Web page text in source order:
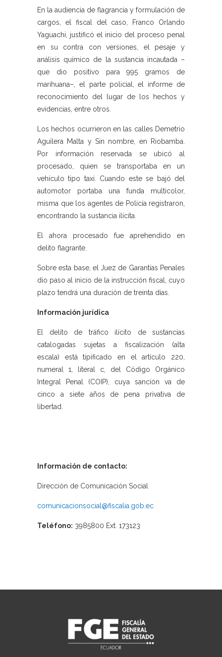
En la audiencia de flagrancia y formulación de
cargos, el fiscal del caso, Franco Orlando
Yaguachi, justificó el inicio del proceso penal
en su contra con versiones, el pesaje y
análisis químico de la sustancia incautada –
que dio positivo para 995 gramos de
marihuana–, el parte policial, el informe de
reconocimiento del lugar de los hechos y
evidencias, entre otros.
Los hechos ocurrieron en las calles Demetrio
Aguilera Malta y Sin nombre, en Riobamba.
Por información reservada se ubicó al
procesado, quien se transportaba en un
vehículo tipo taxi. Cuando este se bajó del
automotor portaba una funda multicolor,
misma que los agentes de Policía registraron,
encontrando la sustancia ilícita.
El ahora procesado fue aprehendido en
delito flagrante.
Sobre esta base, el Juez de Garantías Penales
dio paso al inicio de la instrucción fiscal, cuyo
plazo tendrá una duración de treinta días.
Información jurídica
El delito de tráfico ilícito de sustancias
catalogadas sujetas a fiscalización (alta
escala) está tipificado en el artículo 220,
numeral 1, literal c, del Código Orgánico
Integral Penal (COIP), cuya sanción va de
cinco a siete años de pena privativa de
libertad.
Información de contacto:
Dirección de Comunicación Social
comunicacionsocial@fiscalia.gob.ec
Teléfono: 3985800 Ext. 173123